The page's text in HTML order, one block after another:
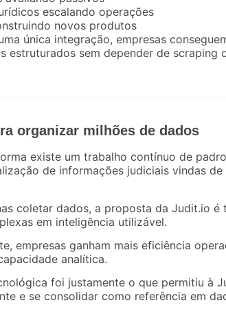
escalando operações
novos produtos
única integração, empresas
estruturados sem depender de scraping
organizar milhões de dados
existe um trabalho contínuo de
de informações judiciais vindas de
coletar dados, a proposta da Judit.io é
em inteligência utilizável.
empresas ganham mais eficiência
analítica.
foi justamente o que permitiu à
e se consolidar como referência em